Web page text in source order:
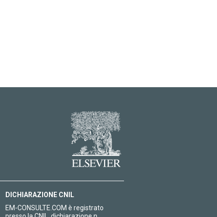
DICHIARAZIONE CNIL
EM-CONSULTE.COM è registrato